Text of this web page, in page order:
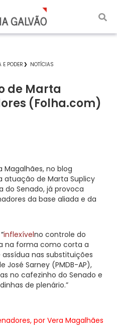
E PODER NOTÍCIAS
de Marta
(Folha.com)
Magalhães, no blog
atuação de Marta Suplicy
do Senado, já provoca
da base aliada e da
inflexívelno controle do
na forma como corta a
nas substituições
Sarney (PMDB-AP),
no cafezinho do Senado e
de plenário.”
por Vera Magalhães